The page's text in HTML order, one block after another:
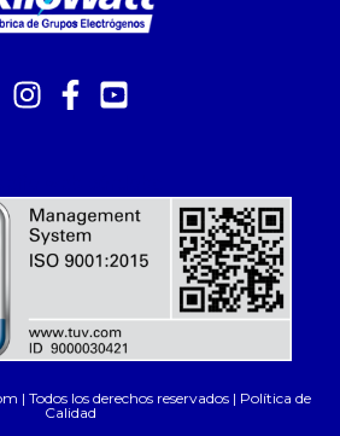
Todos los derechos reservados | Política de
Calidad